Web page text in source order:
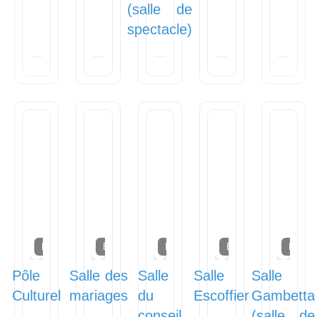
(salle de
spectacle)
Équipements
Pôle
Culturel
Équipements
Salle des
mariages
Équipements
Salle
du
Équipements
Salle
Escoffier
Salle
Gambetta